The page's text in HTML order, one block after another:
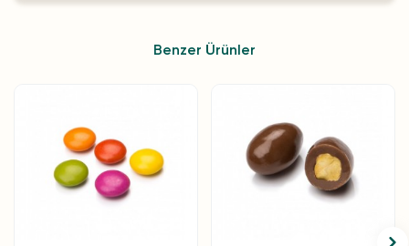
Benzer Ürünler